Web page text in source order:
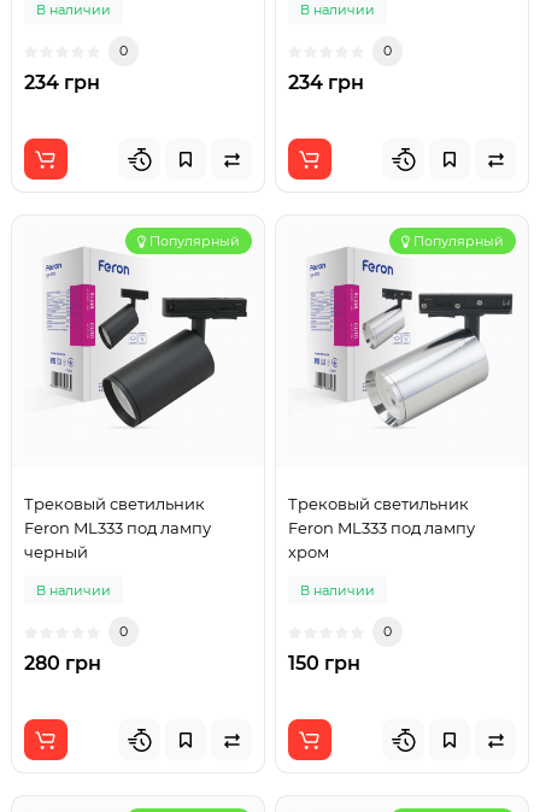
В наличии
0
234 грн
В наличии
0
234 грн
Популярный
Трековый светильник
Feron ML333 под лампу
черный
В наличии
0
280 грн
Популярный
Трековый светильник
Feron ML333 под лампу
хром
В наличии
0
150 грн